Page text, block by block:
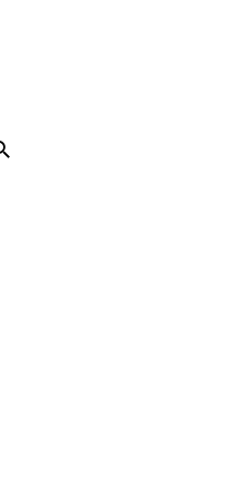
on the website